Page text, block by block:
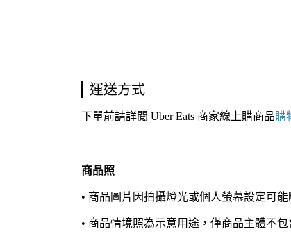
運送方式
下單前請詳閱 Uber Eats 商家線上購商品購
商品照
• 商品圖片因拍攝燈光或個人螢幕設定可
• 商品情境照為示意用途，僅商品主體不